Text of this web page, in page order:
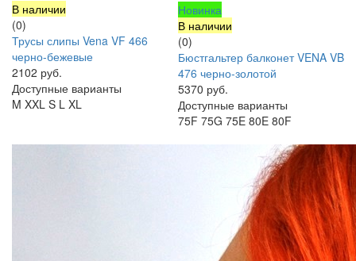
В наличии
(0)
Трусы слипы Vena VF 466
черно-бежевые
2102 руб.
Доступные варианты
M XXL S L XL
Новинка
В наличии
(0)
Бюстгальтер балконет VENA VB
476 черно-золотой
5370 руб.
Доступные варианты
75F 75G 75E 80E 80F